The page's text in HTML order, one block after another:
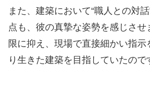
また、建築において“職人との対
点も、彼の真摯な姿勢を感じさ
限に抑え、現場で直接細かい指示
り生きた建築を目指していたので